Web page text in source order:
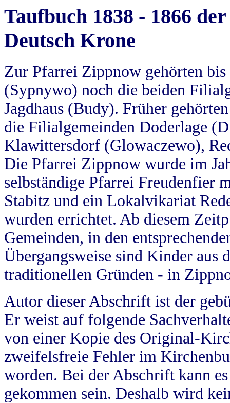
Taufbuch 1838 - 1866
Deutsch Krone
Zur Pfarrei Zippnow gehörten
(Sypnywo) noch die beiden
Jagdhaus (Budy). Früher
die Filialgemeinden Doderlage
Klawittersdorf (Glowaczewo),
Die Pfarrei Zippnow wurde im
selbständige Pfarrei Freudenfier
Stabitz und ein Lokalvikariat
wurden errichtet. Ab diesem
Gemeinden, in den
Übergangsweise sind Kinder aus
traditionellen Gründen - in
Autor dieser Abschrift ist der
Er weist auf folgende
von einer Kopie des Original-
zweifelsfreie Fehler im
worden. Bei der Abschrift kann
gekommen sein. Deshalb wird